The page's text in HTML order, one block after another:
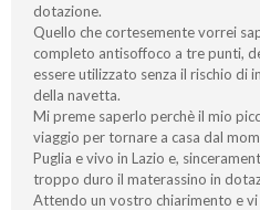
dotazione.
Quello che cortesemente vorrei
completo antisoffoco a tre punti,
essere utilizzato senza il rischio di
della navetta.
Mi preme saperlo perchè il mio
viaggio per tornare a casa dal
Puglia e vivo in Lazio e,
troppo duro il materassino in
Attendo un vostro chiarimento e vi